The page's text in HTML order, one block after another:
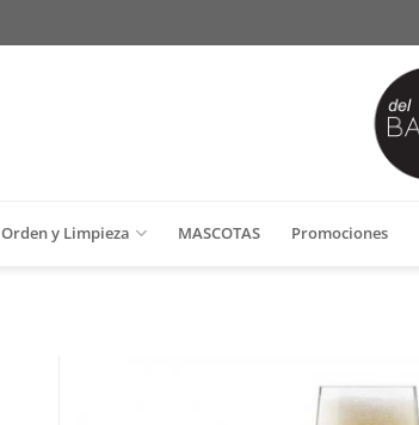
Orden y Limpieza MASCOTAS Promociones